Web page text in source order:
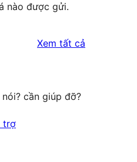
nào được gửi.
Xem tất cả
cần giúp đỡ?
trợ